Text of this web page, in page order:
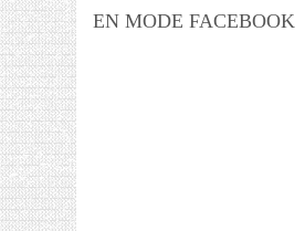
EN MODE FACEBOOK